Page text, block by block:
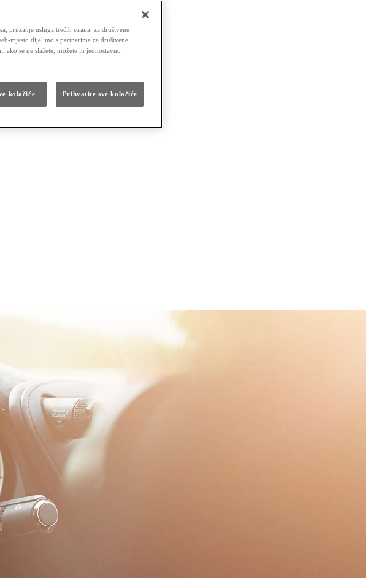
pružanje usluga trećih strana, za društvene
mjesto dijelimo s partnerima za društvene
ako se ne slažete, možete ih jednostavno
kolačiće Prihvatite sve kolačiće